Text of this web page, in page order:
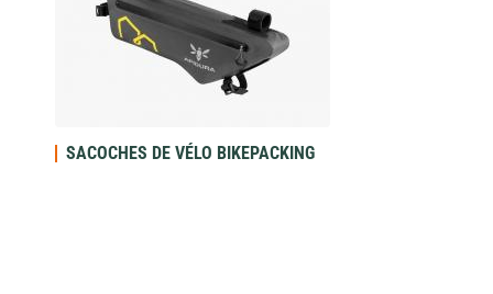
SACOCHES DE VÉLO BIKEPACKING